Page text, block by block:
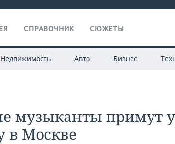
СПРАВОЧНИК СЮЖЕТЫ
Недвижимость Авто Бизнес
музыканты примут
в Москве